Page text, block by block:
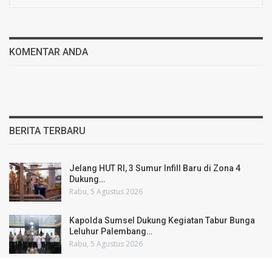
KOMENTAR ANDA
BERITA TERBARU
Jelang HUT RI, 3 Sumur Infill Baru di Zona 4
Dukung…
Rabu, 5 Agustus 2026
Kapolda Sumsel Dukung Kegiatan Tabur Bunga
Leluhur Palembang…
Rabu, 5 Agustus 2026